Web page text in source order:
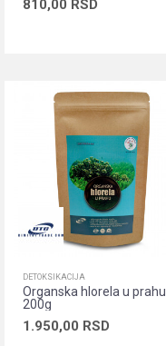
810,00 RSD
DETOKSIKACIJA
Organska hlorela u prahu
200g
1.950,00 RSD